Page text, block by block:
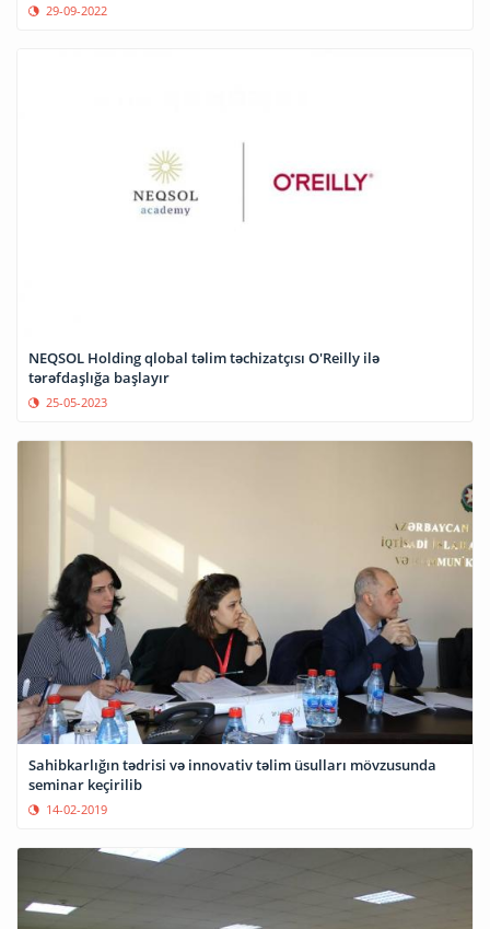
29-09-2022
NEQSOL Holding qlobal təlim təchizatçısı O'Reilly ilə
tərəfdaşlığa başlayır
25-05-2023
Sahibkarlığın tədrisi və innovativ təlim üsulları mövzusunda
seminar keçirilib
14-02-2019